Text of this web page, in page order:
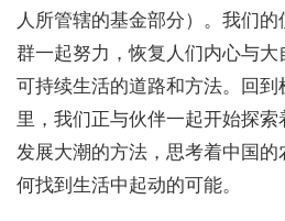
人所管辖的基金部分）。我们
群一起努力，恢复人们内心与
可持续生活的道路和方法。回
里，我们正与伙伴一起开始探
发展大潮的方法，思考着中国
何找到生活中起动的可能。